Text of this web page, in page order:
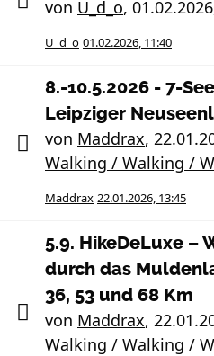
von U_d_o,
U_d_o 01.02.2026, 11:40
8.-10.5.2026 - 7-
Leipziger
von Maddrax,
Walking / Walking /
Maddrax 22.01.2026, 13:45
5.9. HikeDeLuxe –
durch das
36, 53 und 68 Km
von Maddrax,
Walking / Walking /